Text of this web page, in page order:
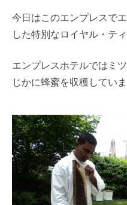
今日はこのエンプレスで
した特別なロイヤル・テ
エンプレスホテルではミ
じかに蜂蜜を収穫していま